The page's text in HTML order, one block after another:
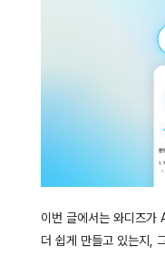
이번 글에서는 와디즈가
더 쉽게 만들고 있는지,